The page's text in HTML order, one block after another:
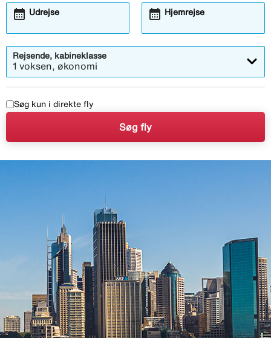
Udrejse
Åbner
calendar_month Hjemrejse
Åbner
calendar_month
Rejsende, kabineklasse
1 voksen, økonomi
Søg kun i direkte fly
Søg fly